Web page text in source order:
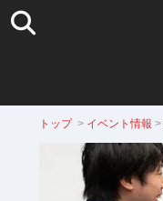
トップ > イベント情報 >